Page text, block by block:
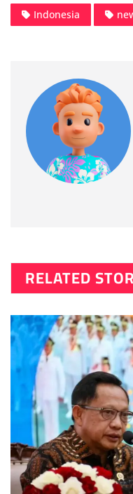
Indonesia
RELATED